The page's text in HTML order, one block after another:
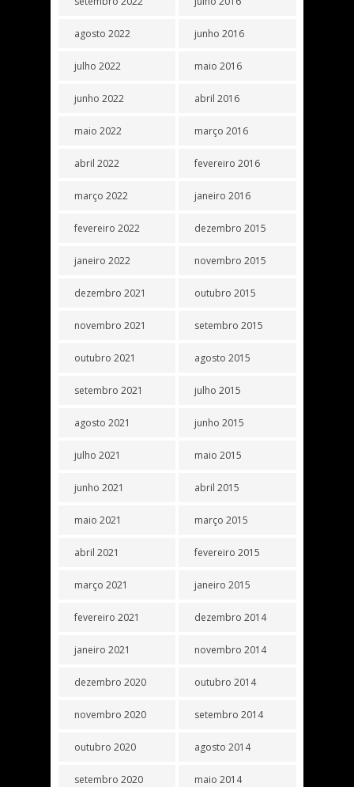
agosto 2022
julho 2022
junho 2022
maio 2022
abril 2022
março 2022
fevereiro 2022
janeiro 2022
dezembro 2021
novembro 2021
outubro 2021
setembro 2021
agosto 2021
julho 2021
junho 2021
maio 2021
abril 2021
março 2021
fevereiro 2021
janeiro 2021
dezembro 2020
novembro 2020
outubro 2020
setembro 2020
junho 2016
maio 2016
abril 2016
março 2016
fevereiro 2016
janeiro 2016
dezembro 2015
novembro 2015
outubro 2015
setembro 2015
agosto 2015
julho 2015
junho 2015
maio 2015
abril 2015
março 2015
fevereiro 2015
janeiro 2015
dezembro 2014
novembro 2014
outubro 2014
setembro 2014
agosto 2014
maio 2014